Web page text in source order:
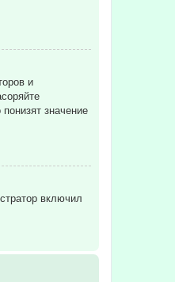
и
значение
включил